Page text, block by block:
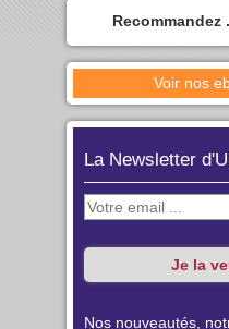
Recommandez
Voir nos
La Newsletter
Nos nouveautés,